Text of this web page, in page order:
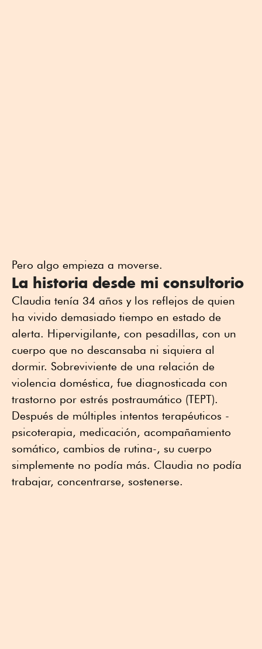
Pero algo empieza a moverse.
La historia desde mi consultorio
Claudia tenía 34 años y los reflejos de quien
ha vivido demasiado tiempo en estado de
alerta. Hipervigilante, con pesadillas, con un
cuerpo que no descansaba ni siquiera al
dormir. Sobreviviente de una relación de
violencia doméstica, fue diagnosticada con
trastorno por estrés postraumático (TEPT).
Después de múltiples intentos terapéuticos -
psicoterapia, medicación, acompañamiento
somático, cambios de rutina-, su cuerpo
simplemente no podía más. Claudia no podía
trabajar, concentrarse, sostenerse.